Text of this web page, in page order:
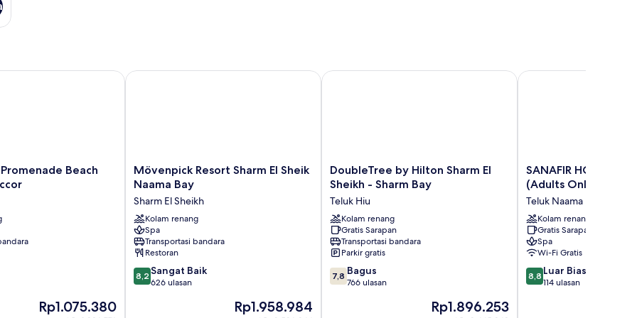
Beach
Harga
Rp1.075.380
Beach Resort by Accor
Mövenpick
Resort
El
Sheik
Naama
Bay
Sharm
El
Sheikh
Mövenpick Resort Sharm El Sheik
Naama Bay
Sharm El Sheikh
Kolam renang
Spa
Transportasi bandara
Restoran
8.2
dari
8,2 Sangat Baik
626 ulasan
Harga
Rp1.958.984
Mövenpick Resort Sharm El Sheik Naama Bay
DoubleTree
by
Sharm
El
Sheikh
-
Sharm
Bay
Teluk
DoubleTree by Hilton Sharm El
Sheikh - Sharm Bay
Teluk Hiu
Kolam renang
Gratis Sarapan
Transportasi bandara
Parkir gratis
7.8
dari
7,8 Bagus
766 ulasan
Harga
Rp1.896.253
DoubleTree by Hilton Sharm El Sheikh - Sharm Bay
SANAFIR
HOTEL
-
El
Pacha
Suites
(Adults
Only)
Teluk
Naama
SANAFIR HOTEL - El
(Adults Only)
Teluk Naama
Kolam renang
Gratis Sarapan
Spa
Wi-Fi Gratis
8.8
dari
8,8 Luar Biasa
114 ulasan
SANAFIR HOTEL - El